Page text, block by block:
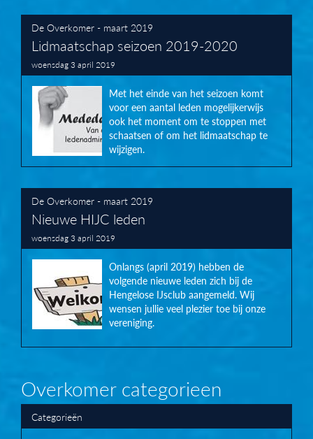
De Overkomer - maart 2019
Lidmaatschap seizoen 2019-2020
woensdag 3 april 2019
Met het einde van het seizoen komt
voor een aantal leden mogelijkerwijs
ook het moment om te stoppen met
schaatsen of om het lidmaatschap te
wijzigen.
De Overkomer - maart 2019
Nieuwe HIJC leden
woensdag 3 april 2019
Onlangs (april 2019) hebben de
volgende nieuwe leden zich bij de
Hengelose IJsclub aangemeld. Wij
wensen jullie veel plezier toe bij onze
vereniging.
Overkomer categorieen
Categorieën